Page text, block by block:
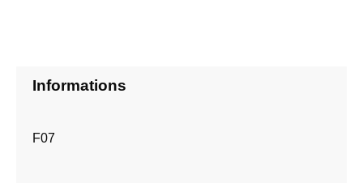
Informations
F07